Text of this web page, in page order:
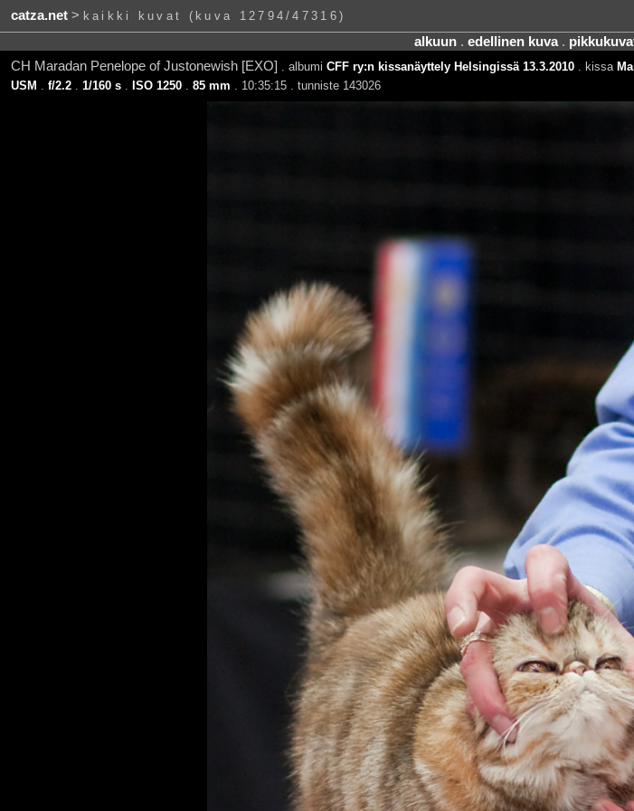
catza.net> kaikki kuvat (kuva 12794/47316)
alkuun. edellinen kuva.
CH Maradan Penelope of Justonewish [EXO]
. albumi CFF ry:n kissanäyttely Helsingissä 13.3.2010. kissa
USM
f/2.2. 1/160 s. ISO 1250. 85 mm . 10:35:15 . tunniste 143026